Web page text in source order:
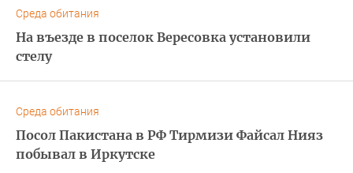
Среда обитания
На въезде в поселок Вересовка установили
стелу
Среда обитания
Посол Пакистана в РФ Тирмизи Файсал Нияз
побывал в Иркутске